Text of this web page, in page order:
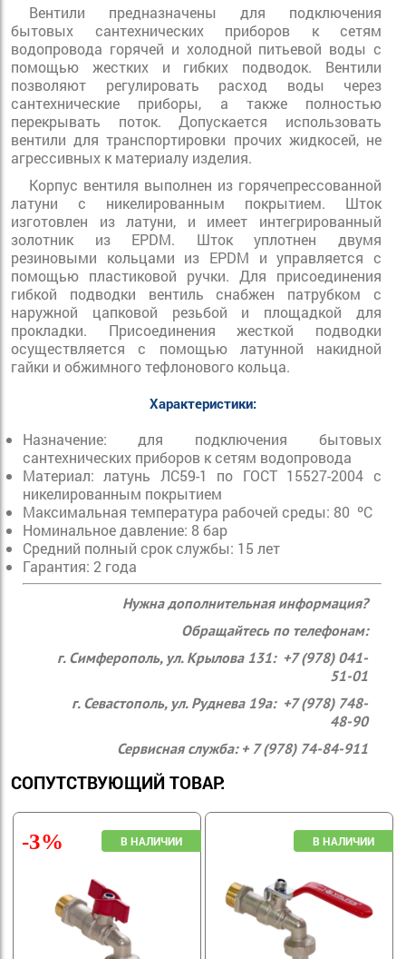
Вентили предназначены для подключения
бытовых сантехнических приборов к сетям
водопровода горячей и холодной питьевой воды с
помощью жестких и гибких подводок. Вентили
позволяют регулировать расход воды через
сантехнические приборы, а также полностью
перекрывать поток. Допускается использовать
вентили для транспортировки прочих жидкосей, не
агрессивных к материалу изделия.
Корпус вентиля выполнен из горячепрессованной
латуни с никелированным покрытием. Шток
изготовлен из латуни, и имеет интегрированный
золотник из EPDM. Шток уплотнен двумя
резиновыми кольцами из EPDM и управляется с
помощью пластиковой ручки. Для присоединения
гибкой подводки вентиль снабжен патрубком с
наружной цапковой резьбой и площадкой для
прокладки. Присоединения жесткой подводки
осуществляется с помощью латунной накидной
гайки и обжимного тефлонового кольца.
Характеристики:
Назначение: для подключения бытовых
сантехнических приборов к сетям водопровода
Материал: латунь ЛС59-1 по ГОСТ 15527-2004 с
никелированным покрытием
Максимальная температура рабочей среды: 80 ºС
Номинальное давление: 8 бар
Средний полный срок службы: 15 лет
Гарантия: 2 года
Нужна дополнительная информация?
Обращайтесь по телефонам:
г. Симферополь, ул. Крылова 131: +7 (978) 041-
51-01
г. Севастополь, ул. Руднева 19а: +7 (978) 748-
48-90
Сервисная служба: + 7 (978) 74-84-911
СОПУТСТВУЮЩИЙ ТОВАР:
-3%